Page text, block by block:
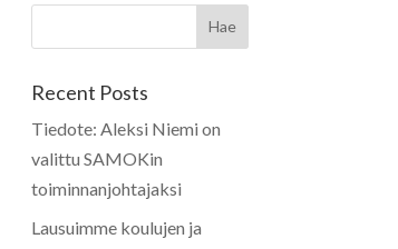
Recent Posts
Tiedote: Aleksi Niemi on
valittu SAMOKin
toiminnanjohtajaksi
Lausuimme koulujen ja